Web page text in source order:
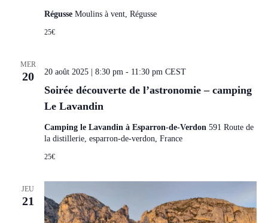
Régusse Moulins à vent, Régusse
25€
MER
20
Soirée découverte de l’astronomie – camping
Le Lavandin
20 août 2025 | 8:30 pm- 11:30 pm CEST
Camping le Lavandin à Esparron-de-Verdon 591 Route de
la distillerie, esparron-de-verdon, France
25€
JEU
21